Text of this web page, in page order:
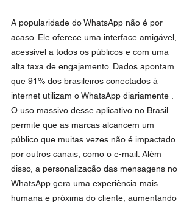
A popularidade do WhatsApp não é por
acaso. Ele oferece uma interface amigável,
acessível a todos os públicos e com uma
alta taxa de engajamento. Dados apontam
que 91% dos brasileiros conectados à
internet utilizam o WhatsApp diariamente .
O uso massivo desse aplicativo no Brasil
permite que as marcas alcancem um
público que muitas vezes não é impactado
por outros canais, como o e-mail. Além
disso, a personalização das mensagens no
WhatsApp gera uma experiência mais
humana e próxima do cliente, aumentando